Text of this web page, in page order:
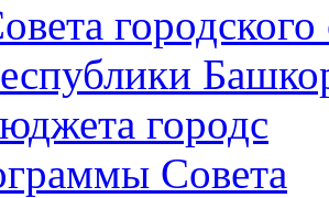
городс
Совета